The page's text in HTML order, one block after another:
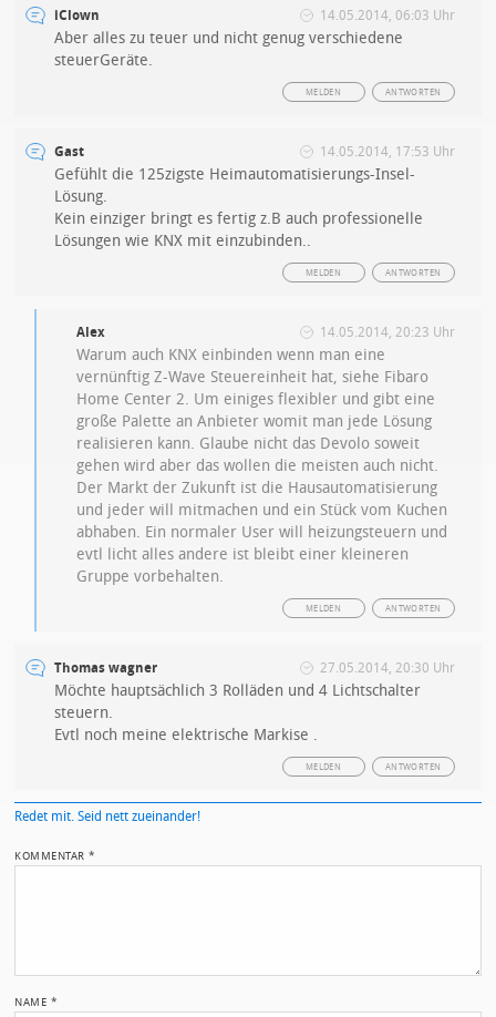
iClown 14.05.2014, 06:03 Uhr
Aber alles zu teuer und nicht genug verschiedene
steuerGeräte.
ANTWORTEN
MELDEN
Gast 14.05.2014, 17:53 Uhr
Gefühlt die 125zigste Heimautomatisierungs-Insel-
Lösung.
Kein einziger bringt es fertig z.B auch professionelle
Lösungen wie KNX mit einzubinden..
ANTWORTEN
MELDEN
Alex 14.05.2014, 20:23 Uhr
Warum auch KNX einbinden wenn man eine
vernünftig Z-Wave Steuereinheit hat, siehe Fibaro
Home Center 2. Um einiges flexibler und gibt eine
große Palette an Anbieter womit man jede Lösung
realisieren kann. Glaube nicht das Devolo soweit
gehen wird aber das wollen die meisten auch nicht.
Der Markt der Zukunft ist die Hausautomatisierung
und jeder will mitmachen und ein Stück vom Kuchen
abhaben. Ein normaler User will heizungsteuern und
evtl licht alles andere ist bleibt einer kleineren
Gruppe vorbehalten.
ANTWORTEN
MELDEN
Thomas wagner 27.05.2014, 20:30 Uhr
Möchte hauptsächlich 3 Rolläden und 4 Lichtschalter
steuern.
Evtl noch meine elektrische Markise .
ANTWORTEN
MELDEN
Redet mit. Seid nett zueinander!
KOMMENTAR*
NAME *